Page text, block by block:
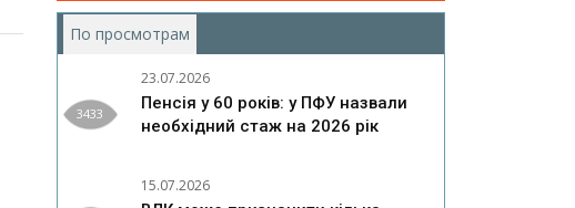
По просмотрам
3433
23.07.2026
Пенсія у 60 років: у ПФУ назвали
необхідний стаж на 2026 рік
15.07.2026